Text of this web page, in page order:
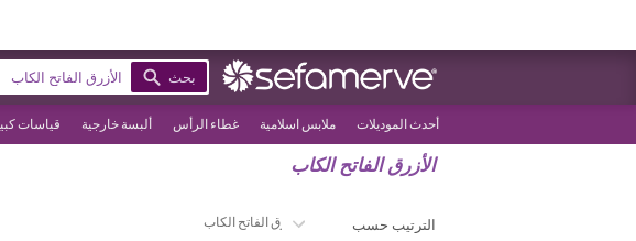
بحث
أحدث الموديلات ملابس اسلامية غطاء الرأس ألبسة خارجية قياسات
الأزرق الفاتح الكاب
الصفحة الرئيسية الأزرق الفاتح الكاب